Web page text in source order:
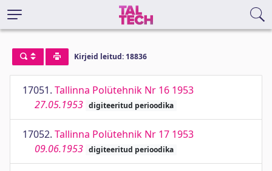
Kirjeid leitud: 18836
17051. Tallinna Polütehnik Nr 16 1953
27.05.1953 digiteeritud perioodika
17052. Tallinna Polütehnik Nr 17 1953
09.06.1953 digiteeritud perioodika